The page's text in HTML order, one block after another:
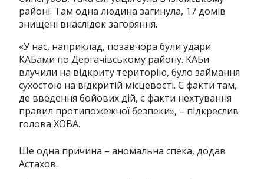
районі. Там одна людина загинула, 17 домів
знищені внаслідок загоряння.
«У нас, наприклад, позавчора були удари
КАБами по Дергачівському району. КАБи
влучили на відкриту територію, було займання
сухостою на відкритій місцевості. Є факти там,
де введення бойових дій, є факти нехтування
правил протипожежної безпеки», – підкреслив
голова ХОВА.
Ще одна причина – аномальна спека, додав
Астахов.